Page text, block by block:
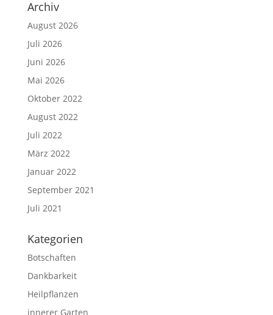
Archiv
August 2026
Juli 2026
Juni 2026
Mai 2026
Oktober 2022
August 2022
Juli 2022
März 2022
Januar 2022
September 2021
Juli 2021
Kategorien
Botschaften
Dankbarkeit
Heilpflanzen
innerer Garten